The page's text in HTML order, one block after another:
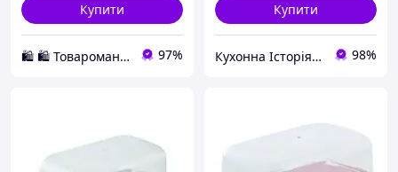
Купити
🛍️ 🛍️ Товароманія 🛍️ 🛍️ 97%
Купити
Кухонна Історія - товари для кухні та дому 98%